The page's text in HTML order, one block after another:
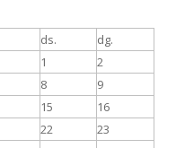
ds. dg.
1
2
8
9
15
16
22
23